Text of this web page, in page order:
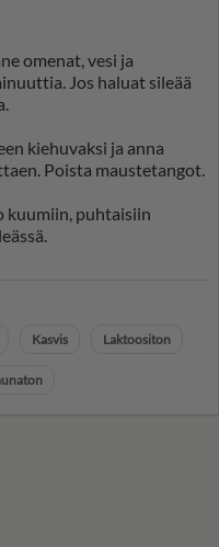
omenat, vesi ja
Jos haluat sileää
kiehuvaksi ja anna
Poista maustetangot.
kuumiin, puhtaisiin
Kasvis Laktoositon